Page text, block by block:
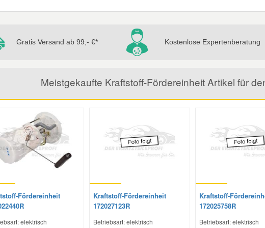
Gratis Versand ab 99,- €* Kostenlose Expertenberatung
Meistgekaufte Kraftstoff-Fördereinheit Artikel für
Fördereinheit
elektrisch
Kraftstoff-Fördereinheit
172027123R
Betriebsart: elektrisch
Kraftstoff-
172025758R
Betriebsart: elektrisch